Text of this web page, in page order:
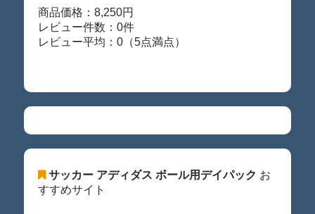
商品価格：8,250円
レビュー件数：0件
レビュー平均：0（5点満点）
サッカー アディダス ボール用デイパック お
すすめサイト